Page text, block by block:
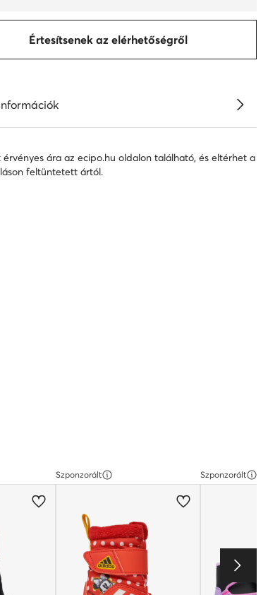
Értesítsenek az elérhetőségről
érvényes ára az ecipo.hu oldalon található, és eltérhet a
feltüntetett ártól.
Szponzorált Szponzorált